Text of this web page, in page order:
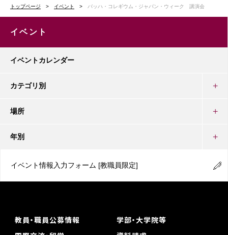
トップページ イベント バッハ・コレギウム・ジャパン・ウィーク 講演会
イベント
イベントカレンダー
カテゴリ別
場所
年別
イベント情報入力フォーム [教職員限定]
教員・職員公募情報
学部・大学院等